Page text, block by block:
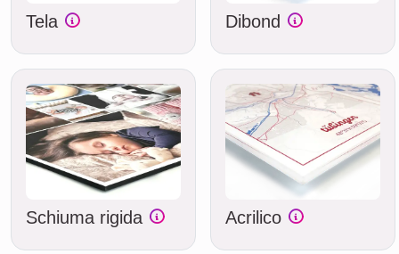
Tela Dibond
Schiuma rigida Acrilico